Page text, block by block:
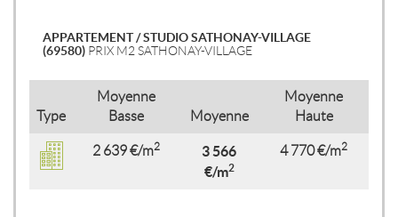
APPARTEMENT / STUDIO SATHONAY-VILLAGE
(69580) PRIX M2 SATHONAY-VILLAGE
Type
Moyenne
Basse
Moyenne
Moyenne
Haute
2 639 €/m2
3 566
€/m2
4 770 €/m2